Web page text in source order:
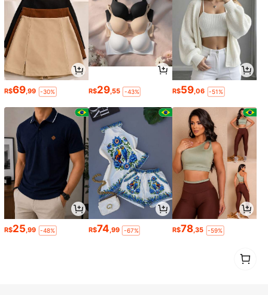
R$69,99 -30% R$29,55 -43% R$59,06 -51%
R$25,99 -48% R$74,99 -67% R$78,35 -59%